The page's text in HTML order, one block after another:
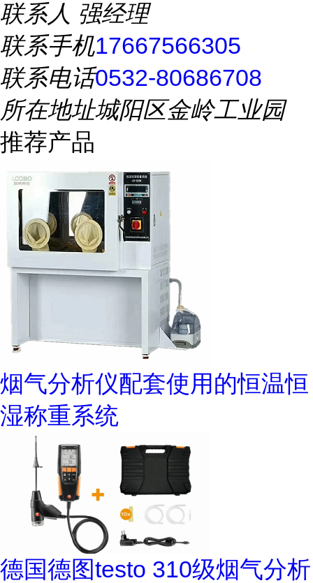
联系人 强经理
联系手机17667566305
联系电话0532-80686708
所在地址城阳区金岭工业园
推荐产品
烟气分析仪配套使用的恒温恒
湿称重系统
德国德图testo 310级烟气分析